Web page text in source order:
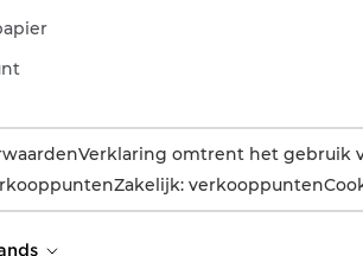
Verklaring omtrent het gebruik
Zakelijk: verkooppunten